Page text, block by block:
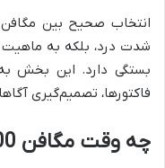
شدت درد، بلکه به ماهیت
بستگی دارد. این بخش
فاکتورها، تصمیم‌گیری
چه وقت مگافن 500 را ترجیح دهیم؟